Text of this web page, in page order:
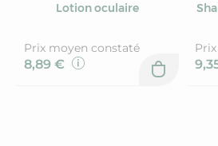
Lotion oculaire
Prix moyen constaté
8,89 €